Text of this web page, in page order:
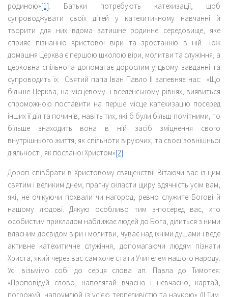
родиною»[1]. Батьки потребують катехизації, щоб
супроводжувати своїх дітей у катехитичному навчанні й
творити для них вдома затишне родинне середовище, яке
сприяє пізнанню Христової віри та зростанню в ній. Тож
домашня Церква є першою школою віри, молитви та служіння, а
церковна спільнота допомагає дорослим у цьому завданні та
супроводить їх. Святий папа Іван Павло ІІ запевняє нас: «Що
більше Церква, на місцевому і вселенському рівнях, виявиться
спроможною поставити на перше місце катехизацію посеред
інших її діл та починів, навіть тих, які б були більш помітними, то
більше знаходить вона в ній засіб зміцнення свого
внутрішнього життя, як спільноти віруючих, та своєї зовнішньої
діяльності, як посланої Христом»[2].
Дорогі співбрати в Христовому священстві! Вітаючи вас із цим
святим і великим днем, прагну скласти щиру вдячність усім вам,
які, не очікуючи похвали чи нагород, ревно служите Богові й
нашому людові. Дякую особливо тим з-посеред вас, хто
особистим прикладом наближає людей до Бога, ділиться з ними
власним досвідом віри і молитви, чуває над їхніми душами і веде
активне катехитичне служіння, допомагаючи людям пізнати
Христа, який через вас сам хоче стати Учителем нашого народу.
Усі візьмімо собі до серця слова ап. Павла до Тимотея:
«Проповідуй слово, наполягай вчасно і невчасно, картай,
погрожуй, напоумлюй із усією терпеливістю та наукою» (ІІ Тим.